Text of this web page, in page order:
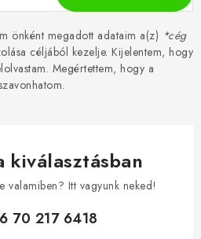
önként megadott adataim a(z) *cég
céljából kezelje. Kijelentem, hogy
Megértettem, hogy a
kiválasztásban
valamiben? Itt vagyunk neked!
70 217 6418